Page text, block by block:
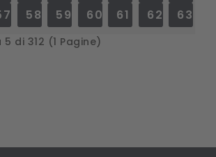
58 59 60 61 62 63
di 312 (1 Pagine)